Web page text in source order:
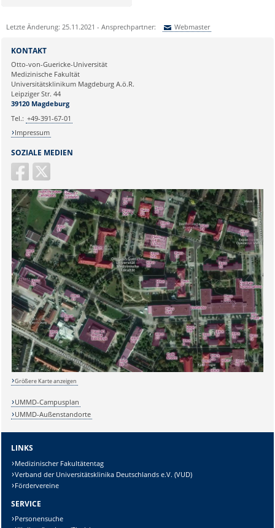
Letzte Änderung: 25.11.2021 - Ansprechpartner: Webmaster
Ihre E-Mailadresse:
Ihr Anliegen:
SOZIALE MEDIEN
KONTAKT
Otto-von-Guericke-Universität
Medizinische Fakultät
Universitätsklinikum Magdeburg A.ö.R.
Leipziger Str. 44
39120 Magdeburg
Tel.: +49-391-67-01
Impressum
Größere Karte anzeigen
UMMD-Campusplan
UMMD-Außenstandorte
LINKS
Medizinischer Fakultätentag
Verband der Universitätsklinika Deutschlands e.V. (VUD)
Fördervereine
SERVICE
Personensuche